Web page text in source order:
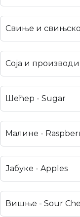
Свиње и свињско
Соја и
Шећер - Sugar
Малине -
Јабуке - Apples
Вишње - Sour